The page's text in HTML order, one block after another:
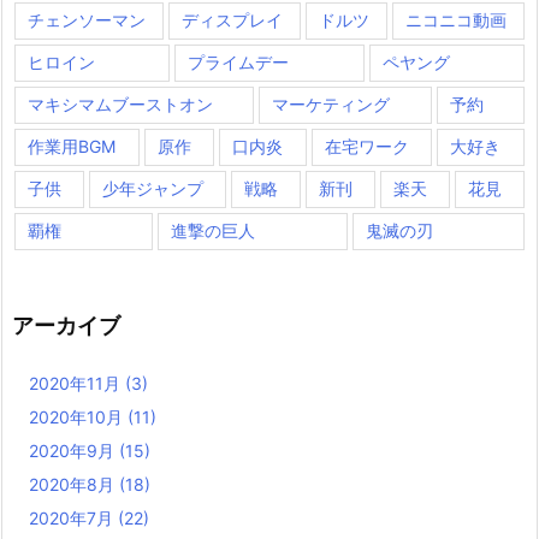
チェンソーマン ディスプレイ ドルツ ニコニコ動画
ヒロイン プライムデー ペヤング
マキシマムブーストオン マーケティング 予約
作業用BGM 原作 口内炎 在宅ワーク 大好き
子供 少年ジャンプ 戦略 新刊 楽天 花見
覇権 進撃の巨人 鬼滅の刃
アーカイブ
2020年11月 (3)
2020年10月 (11)
2020年9月 (15)
2020年8月 (18)
2020年7月 (22)